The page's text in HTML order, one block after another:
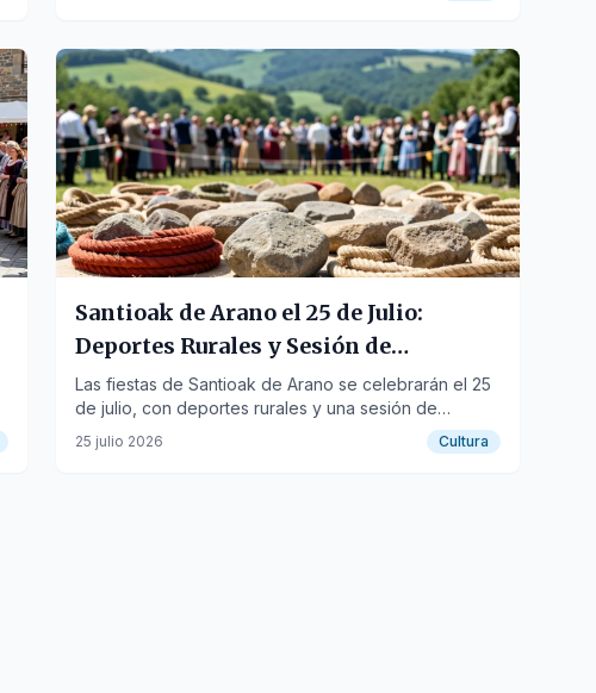
Santioak de Arano el 25 de Julio:
Deportes Rurales y Sesión de
Bertsolaris
Las fiestas de Santioak de Arano se celebrarán el 25
de julio, con deportes rurales y una sesión de
bertsolaris.
25 julio 2026 Cultura